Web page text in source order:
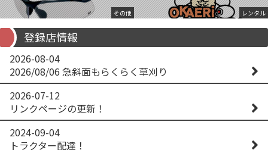
その他 レンタル
登録店情報
2026-08-04
2026/08/06 急斜面もらくらく草刈り
2026-07-12
リンクページの更新！
2024-09-04
トラクター配達！